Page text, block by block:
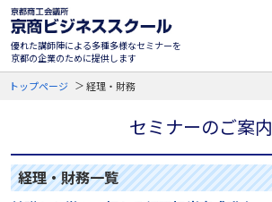
優れた講師陣による多種多様なセミナーを
京都の企業のために提供します
トップページ 経理・財務
セミナーのご案内
経理・財務一覧